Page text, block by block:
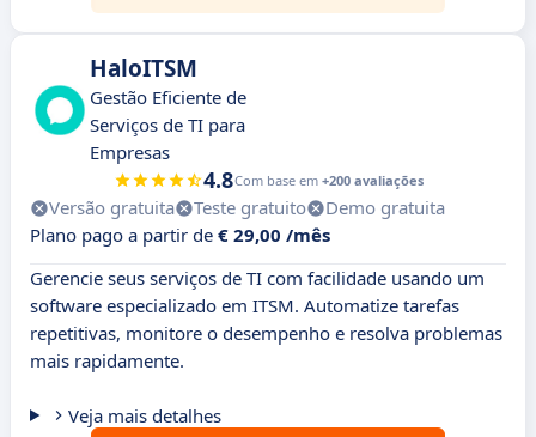
HaloITSM
Gestão Eficiente de
Serviços de TI para
Empresas
4.8Com base em +200 avaliações
Versão gratuita Teste gratuito
Demo gratuita
Plano pago a partir de € 29,00 /mês
Gerencie seus serviços de TI com facilidade usando um
software especializado em ITSM. Automatize tarefas
repetitivas, monitore o desempenho e resolva problemas
mais rapidamente.
Veja mais detalhes